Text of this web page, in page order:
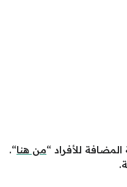
للأفراد “من هنا“.